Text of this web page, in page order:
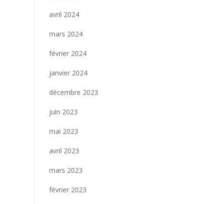
avril 2024
mars 2024
février 2024
janvier 2024
décembre 2023
juin 2023
mai 2023
avril 2023
mars 2023
février 2023